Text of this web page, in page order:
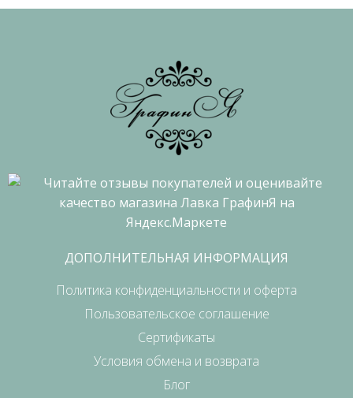
ДОПОЛНИТЕЛЬНАЯ ИНФОРМАЦИЯ
Политика конфиденциальности и оферта
Пользовательское соглашение
Сертификаты
Условия обмена и возврата
Блог